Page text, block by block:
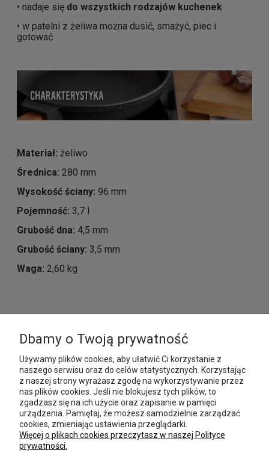
• nadaje się do wszystkich rodzajów kuchenek
• w patelni z żeliwa można dusić, smażyć, piec i
gotować
Materiał: żeliwo
Średnica: 280 mm
Wysokość ściany: 96 mm
Pojemność: 3,7 l
Grubość dna: 4,5 mm
Grubość ściany: 3,5 mm
Waga: 2,60 kg
MOJE KONTO
PŁATNOŚCI I DOSTAWA
INFORMACJE
POMOC
Dbamy o Twoją prywatność
Używamy plików cookies, aby ułatwić Ci korzystanie z
naszego serwisu oraz do celów statystycznych. Korzystając
z naszej strony wyrażasz zgodę na wykorzystywanie przez
nas plików cookies. Jeśli nie blokujesz tych plików, to
zgadzasz się na ich użycie oraz zapisanie w pamięci
urządzenia. Pamiętaj, że możesz samodzielnie zarządzać
cookies, zmieniając ustawienia przeglądarki.
Więcej o plikach cookies przeczytasz w naszej Polityce
prywatności.